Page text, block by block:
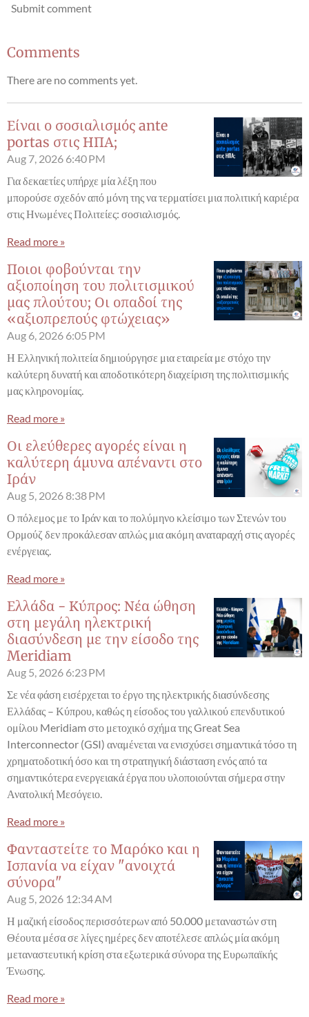
Submit comment
Comments
There are no comments yet.
Είναι ο σοσιαλισμός ante
portas στις ΗΠΑ;
Aug 7, 2026 6:40 PM
Για δεκαετίες υπήρχε μία λέξη που
μπορούσε σχεδόν από μόνη της να τερματίσει μια πολιτική καριέρα
στις Ηνωμένες Πολιτείες: σοσιαλισμός.
Read more »
Ποιοι φοβούνται την
αξιοποίηση του πολιτισμικού
μας πλούτου; Οι οπαδοί της
«αξιοπρεπούς φτώχειας»
Aug 6, 2026 6:05 PM
Η Ελληνική πολιτεία δημιούργησε μια εταιρεία με στόχο την
καλύτερη δυνατή και αποδοτικότερη διαχείριση της πολιτισμικής
μας κληρονομίας.
Read more »
Οι ελεύθερες αγορές είναι η
καλύτερη άμυνα απέναντι στο
Ιράν
Aug 5, 2026 8:38 PM
Ο πόλεμος με το Ιράν και το πολύμηνο κλείσιμο των Στενών του
Ορμούζ δεν προκάλεσαν απλώς μια ακόμη αναταραχή στις αγορές
ενέργειας.
Read more »
Ελλάδα - Κύπρος: Νέα ώθηση
στη μεγάλη ηλεκτρική
διασύνδεση με την είσοδο της
Meridiam
Aug 5, 2026 6:23 PM
Σε νέα φάση εισέρχεται το έργο της ηλεκτρικής διασύνδεσης
Ελλάδας – Κύπρου, καθώς η είσοδος του γαλλικού επενδυτικού
ομίλου Meridiam στο μετοχικό σχήμα της Great Sea
Interconnector (GSI) αναμένεται να ενισχύσει σημαντικά τόσο τη
χρηματοδοτική όσο και τη στρατηγική διάσταση ενός από τα
σημαντικότερα ενεργειακά έργα που υλοποιούνται σήμερα στην
Ανατολική Μεσόγειο.
Read more »
Φανταστείτε το Μαρόκο και η
Ισπανία να είχαν "ανοιχτά
σύνορα"
Aug 5, 2026 12:34 AM
Η μαζική είσοδος περισσότερων από 50.000 μεταναστών στη
Θέουτα μέσα σε λίγες ημέρες δεν αποτέλεσε απλώς μία ακόμη
μεταναστευτική κρίση στα εξωτερικά σύνορα της Ευρωπαϊκής
Ένωσης.
Read more »